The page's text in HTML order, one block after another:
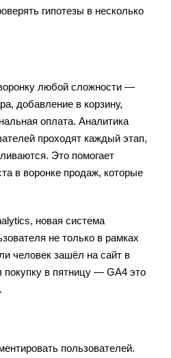
гипотезы в несколько
любой сложности —
добавление в корзину,
оплата. Аналитика
проходят каждый этап,
Это помогает
в воронке продаж, которые
новая система
не только в рамках
человек зашёл на сайт в
покупку в пятницу — GA4 это
пользователей.